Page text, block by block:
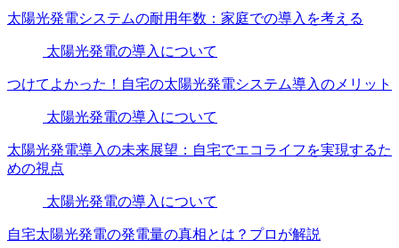
太陽光発電システムの耐用年数：家庭での導入を考える
太陽光発電の導入について
つけてよかった！自宅の太陽光発電システム導入のメリット
太陽光発電の導入について
太陽光発電導入の未来展望：自宅でエコライフを実現するた
めの視点
太陽光発電の導入について
自宅太陽光発電の発電量の真相とは？プロが解説